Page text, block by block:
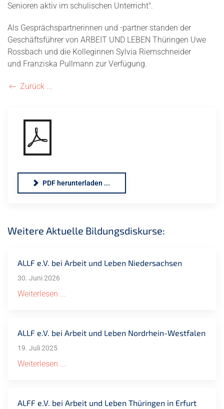
Senioren aktiv im schulischen Unterricht".
Als Gesprächspartnerinnen und -partner standen der
Geschäftsführer von ARBEIT UND LEBEN Thüringen Uwe
Rossbach und die Kolleginnen Sylvia Riemschneider
und Franziska Pullmann zur Verfügung.
Zurück ...
PDF herunterladen ...
Weitere Aktuelle Bildungsdiskurse:
ALLF e.V. bei Arbeit und Leben Niedersachsen
30. Juni 2026
Weiterlesen ...
ALLF e.V. bei Arbeit und Leben Nordrhein-Westfalen
19. Juli 2025
Weiterlesen ...
ALFF e.V. bei Arbeit und Leben Thüringen in Erfurt